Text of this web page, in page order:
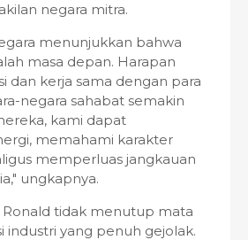
negara mitra.
menunjukkan bahwa
masa depan. Harapan
dan kerja sama dengan para
negara sahabat semakin
kami dapat
memahami karakter
memperluas jangkauan
ungkapnya.
Ronald tidak menutup mata
industri yang penuh gejolak.